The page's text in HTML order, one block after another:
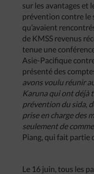
sur les avantages et
prévention contre le
qu’avaient
de KMSS revenus
tenue une
Asie-Pacifique
présenté des
avons voulu réunir
Karuna qui ont déjà
prévention du sida,
prise en charge des
seulement de
Piang, qui fait partie
Le 16 juin, tous les